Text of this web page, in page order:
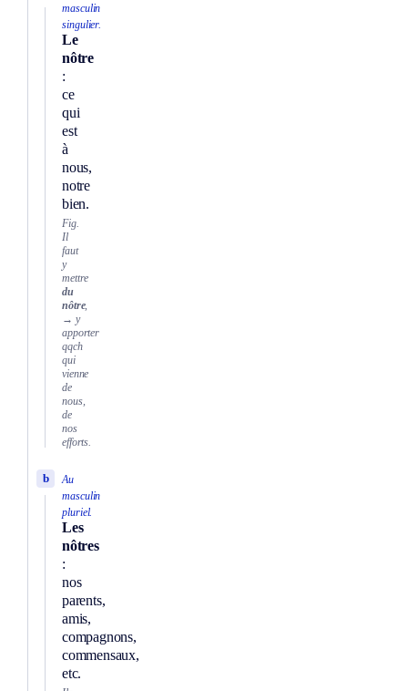
masculin
singulier.
Le
nôtre
:
ce
qui
est
à
nous,
notre
bien.
Fig.
Il
faut
y
mettre
du
nôtre,
→ y
apporter
qqch
qui
vienne
de
nous,
de
nos
efforts.
Au
masculin
pluriel.
Les
nôtres
:
nos
parents,
amis,
compagnons,
commensaux,
etc.
b